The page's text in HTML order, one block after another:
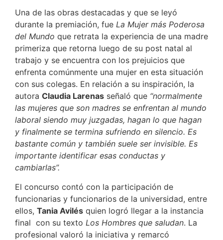
Una de las obras destacadas y que se leyó
durante la premiación, fue La Mujer más Poderosa
del Mundo que retrata la experiencia de una madre
primeriza que retorna luego de su post natal al
trabajo y se encuentra con los prejuicios que
enfrenta comúnmente una mujer en esta situación
con sus colegas. En relación a su inspiración, la
autora Claudia Larenas señaló que “normalmente
las mujeres que son madres se enfrentan al mundo
laboral siendo muy juzgadas, hagan lo que hagan
y finalmente se termina sufriendo en silencio. Es
bastante común y también suele ser invisible. Es
importante identificar esas conductas y
cambiarlas”.
El concurso contó con la participación de
funcionarias y funcionarios de la universidad, entre
ellos, Tania Avilés quien logró llegar a la instancia
final con su texto Los Hombres que saludan. La
profesional valoró la iniciativa y remarcó